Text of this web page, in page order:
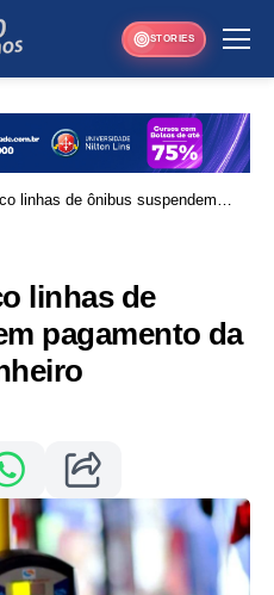
STORIES
linhas de ônibus suspendem
linhas de
pagamento da